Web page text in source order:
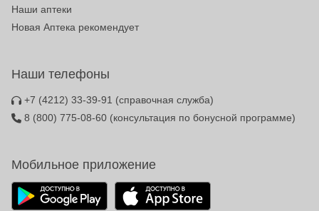
Наши аптеки
Новая Аптека рекомендует
Наши телефоны
+7 (4212) 33-39-91 (справочная служба)
8 (800) 775-08-60 (консультация по бонусной программе)
Мобильное приложение